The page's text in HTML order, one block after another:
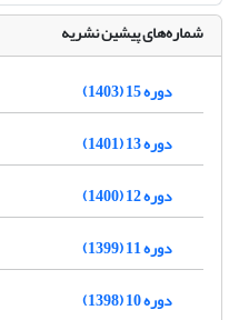
شماره‌های پیشین نشریه
دوره 15 (1403)
دوره 13 (1401)
دوره 12 (1400)
دوره 11 (1399)
دوره 10 (1398)